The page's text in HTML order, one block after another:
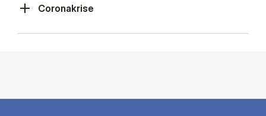
Coronakrise